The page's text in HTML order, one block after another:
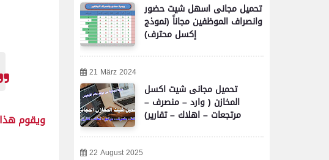
ويقوم
تحميل مجانى اسهل شيت حضور
وانصراف الموظفين مجاناً (نموذج
إكسل محترف)
21 März 2024
تحميل مجانى شيت اكسل
المخازن ( وارد – منصرف –
مرتجعات – اهلاك – تقارير)
22 August 2025